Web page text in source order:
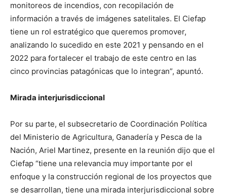
monitoreos de incendios, con recopilación de
información a través de imágenes satelitales. El Ciefap
tiene un rol estratégico que queremos promover,
analizando lo sucedido en este 2021 y pensando en el
2022 para fortalecer el trabajo de este centro en las
cinco provincias patagónicas que lo integran”, apuntó.
Mirada interjurisdiccional
Por su parte, el subsecretario de Coordinación Política
del Ministerio de Agricultura, Ganadería y Pesca de la
Nación, Ariel Martinez, presente en la reunión dijo que el
Ciefap “tiene una relevancia muy importante por el
enfoque y la construcción regional de los proyectos que
se desarrollan, tiene una mirada interjurisdiccional sobre